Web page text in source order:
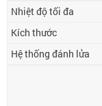
Nhiệt độ tối đa
Kích thước
Hệ thống đánh lửa